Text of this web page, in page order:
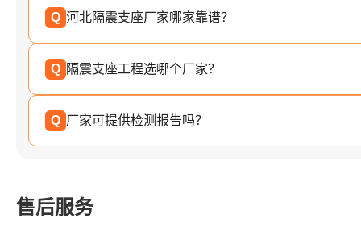
Q 河北隔震支座厂家哪家靠谱？
Q 隔震支座工程选哪个厂家？
Q 厂家可提供检测报告吗？
售后服务